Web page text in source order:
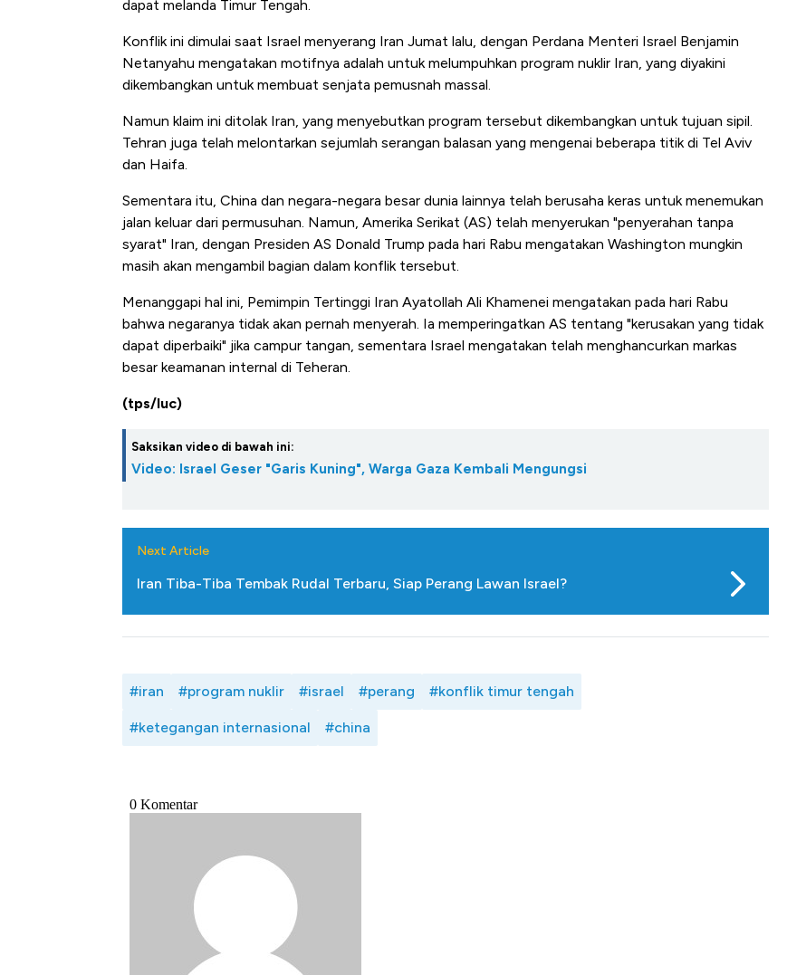
dapat melanda Timur Tengah.
Konflik ini dimulai saat Israel menyerang Iran Jumat lalu, dengan Perdana Menteri Israel Benjamin
Netanyahu mengatakan motifnya adalah untuk melumpuhkan program nuklir Iran, yang diyakini
dikembangkan untuk membuat senjata pemusnah massal.
Namun klaim ini ditolak Iran, yang menyebutkan program tersebut dikembangkan untuk tujuan sipil.
Tehran juga telah melontarkan sejumlah serangan balasan yang mengenai beberapa titik di Tel Aviv
dan Haifa.
Sementara itu, China dan negara-negara besar dunia lainnya telah berusaha keras untuk menemukan
jalan keluar dari permusuhan. Namun, Amerika Serikat (AS) telah menyerukan "penyerahan tanpa
syarat" Iran, dengan Presiden AS Donald Trump pada hari Rabu mengatakan Washington mungkin
masih akan mengambil bagian dalam konflik tersebut.
Menanggapi hal ini, Pemimpin Tertinggi Iran Ayatollah Ali Khamenei mengatakan pada hari Rabu
bahwa negaranya tidak akan pernah menyerah. Ia memperingatkan AS tentang "kerusakan yang tidak
dapat diperbaiki" jika campur tangan, sementara Israel mengatakan telah menghancurkan markas
besar keamanan internal di Teheran.
(tps/luc)
Saksikan video di bawah ini:
Video: Israel Geser "Garis Kuning", Warga Gaza Kembali Mengungsi
Next Article
Iran Tiba-Tiba Tembak Rudal Terbaru, Siap Perang Lawan Israel?
#iran #program nuklir #israel #perang #konflik timur tengah
#ketegangan internasional #china
Begini Cara Korsel atasi Panas Tanpa ACDaftar Sungai Terpanjang di Dunia,